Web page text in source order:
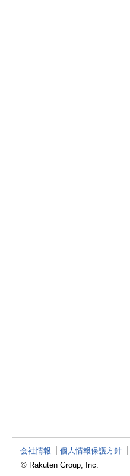
会社情報 個人情報保護方針
© Rakuten Group, Inc.